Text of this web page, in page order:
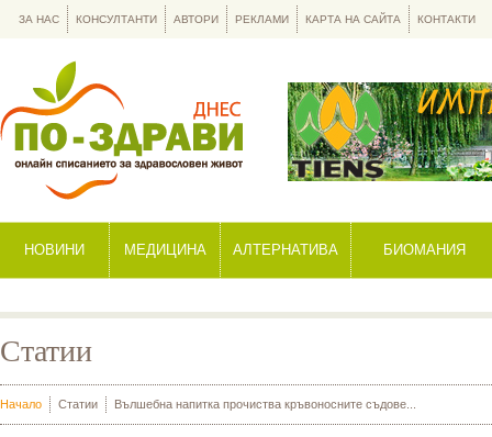
НОВИНИ МЕДИЦИНА АЛТЕРНАТИВА БИОМАНИЯ
ЗА НАС КОНСУЛТАНТИ АВТОРИ РЕКЛАМИ КАРТА НА САЙТА КОНТАКТИ
Статии
Начало Статии Вълшебна напитка прочиства кръвоносните съдове...